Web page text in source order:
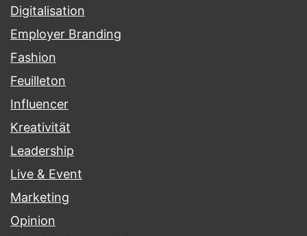
Digitalisation
Employer Branding
Fashion
Feuilleton
Influencer
Kreativität
Leadership
Live & Event
Marketing
Opinion